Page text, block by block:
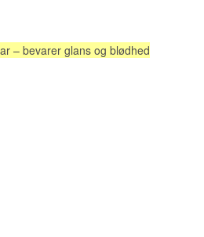
– bevarer glans og blødhed